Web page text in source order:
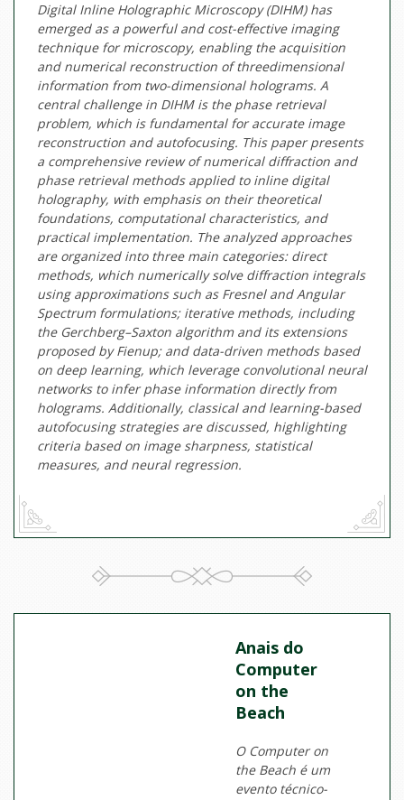
Digital Inline Holographic Microscopy (DIHM) has
emerged as a powerful and cost-effective imaging
technique for microscopy, enabling the acquisition
and numerical reconstruction of threedimensional
information from two-dimensional holograms. A
central challenge in DIHM is the phase retrieval
problem, which is fundamental for accurate image
reconstruction and autofocusing. This paper presents
a comprehensive review of numerical diffraction and
phase retrieval methods applied to inline digital
holography, with emphasis on their theoretical
foundations, computational characteristics, and
practical implementation. The analyzed approaches
are organized into three main categories: direct
methods, which numerically solve diffraction integrals
using approximations such as Fresnel and Angular
Spectrum formulations; iterative methods, including
the Gerchberg–Saxton algorithm and its extensions
proposed by Fienup; and data-driven methods based
on deep learning, which leverage convolutional neural
networks to infer phase information directly from
holograms. Additionally, classical and learning-based
autofocusing strategies are discussed, highlighting
criteria based on image sharpness, statistical
measures, and neural regression.
Anais do
Computer
on the
Beach
O Computer on
the Beach é um
evento técnico-